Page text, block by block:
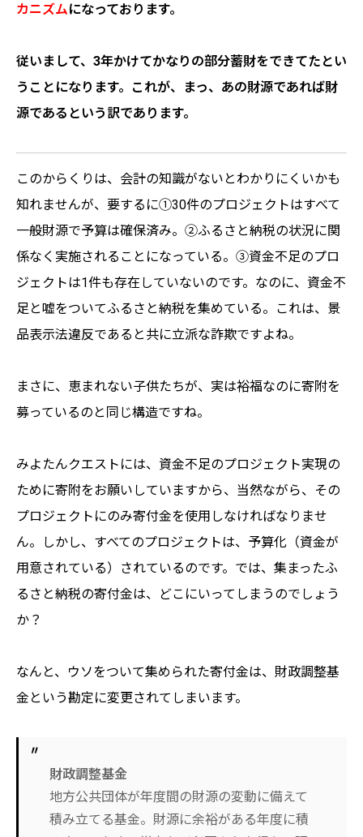
カニズムになっております。
従いまして、3年かけてかなりの部分蓄財をできてたとい
うことになります。これが、まっ、あの財源であれば財
源であるという訳であります。
このからくりは、会計の知識がないとわかりにくいかも
知れませんが、要するに①30件のプロジェクトはすべて
一般財源で予算は確保済み。②ふるさと納税の状況に関
係なく実施されることになっている。③資金不足のプロ
ジェクトは1件も存在していないのです。なのに、資金不
足と嘘をついてふるさと納税を集めている。これは、景
品表示法違反であると共に立派な詐欺ですよね。
まさに、恵まれない子供たちが、実は裕福なのに寄附を
募っているのと同じ構造ですね。
みよたんクエストには、資金不足のプロジェクト実現の
ために寄附をお願いしていますから、当然ながら、その
プロジェクトにのみ寄付金を使用しなければなりませ
ん。しかし、すべてのプロジェクトは、予算化（資金が
用意されている）されているのです。では、集まったふ
るさと納税の寄付金は、どこにいってしまうのでしょう
か？
なんと、ウソをついて集められた寄付金は、財政調整基
金という勘定に変更されてしまいます。
財政調整基金
地方公共団体が年度間の財源の変動に備えて
積み立てる基金。財源に余裕がある年度に積